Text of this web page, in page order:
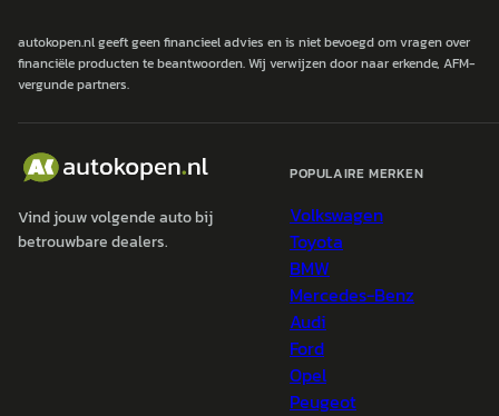
autokopen.nl geeft geen financieel advies en is niet bevoegd om vragen over
financiële producten te beantwoorden. Wij verwijzen door naar erkende, AFM-
vergunde partners.
Vind jouw volgende auto bij
betrouwbare dealers.
POPULAIRE MERKEN
Volkswagen
Toyota
BMW
Mercedes-Benz
Audi
Ford
Opel
Peugeot